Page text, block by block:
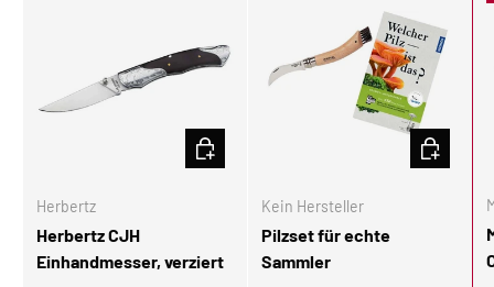
Herbertz
Herbertz CJH
Einhandmesser, verziert
IN DEN WARENKORB
Kein Hersteller
Pilzset für echte
Sammler
IN DEN